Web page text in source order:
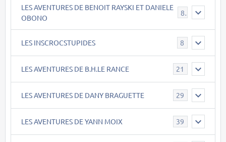
LES AVENTURES DE BENOIT RAYSKI ET DANIELE
OBONO
8
LES INSCROCSTUPIDES 8
LES AVENTURES DE B.H.LE RANCE 21
LES AVENTURES DE DANY BRAGUETTE 29
LES AVENTURES DE YANN MOIX 39